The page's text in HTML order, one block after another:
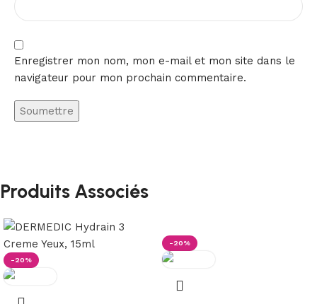
Enregistrer mon nom, mon e-mail et mon site dans le
navigateur pour mon prochain commentaire.
Produits Associés
-20%
-20%